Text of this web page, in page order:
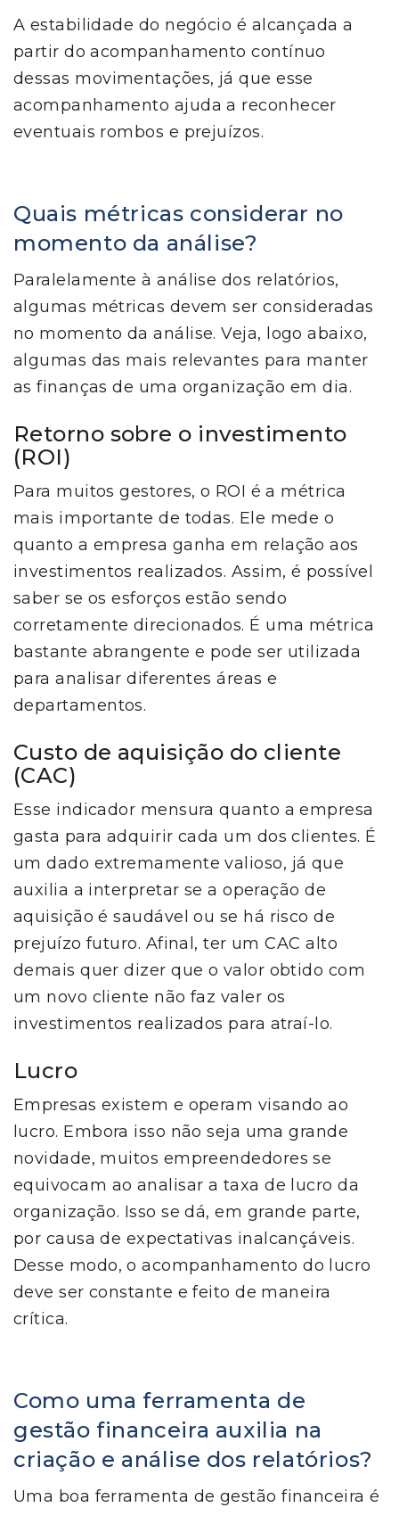
A estabilidade do negócio é alcançada a
partir do acompanhamento contínuo
dessas movimentações, já que esse
acompanhamento ajuda a reconhecer
eventuais rombos e prejuízos.
Quais métricas considerar no
momento da análise?
Paralelamente à análise dos relatórios,
algumas métricas devem ser consideradas
no momento da análise. Veja, logo abaixo,
algumas das mais relevantes para manter
as finanças de uma organização em dia.
Retorno sobre o investimento
(ROI)
Para muitos gestores, o ROI é a métrica
mais importante de todas. Ele mede o
quanto a empresa ganha em relação aos
investimentos realizados. Assim, é possível
saber se os esforços estão sendo
corretamente direcionados. É uma métrica
bastante abrangente e pode ser utilizada
para analisar diferentes áreas e
departamentos.
Custo de aquisição do cliente
(CAC)
Esse indicador mensura quanto a empresa
gasta para adquirir cada um dos clientes. É
um dado extremamente valioso, já que
auxilia a interpretar se a operação de
aquisição é saudável ou se há risco de
prejuízo futuro. Afinal, ter um CAC alto
demais quer dizer que o valor obtido com
um novo cliente não faz valer os
investimentos realizados para atraí-lo.
Lucro
Empresas existem e operam visando ao
lucro. Embora isso não seja uma grande
novidade, muitos empreendedores se
equivocam ao analisar a taxa de lucro da
organização. Isso se dá, em grande parte,
por causa de expectativas inalcançáveis.
Desse modo, o acompanhamento do lucro
deve ser constante e feito de maneira
crítica.
Como uma ferramenta de
gestão financeira auxilia na
criação e análise dos relatórios?
Uma boa ferramenta de gestão financeira é